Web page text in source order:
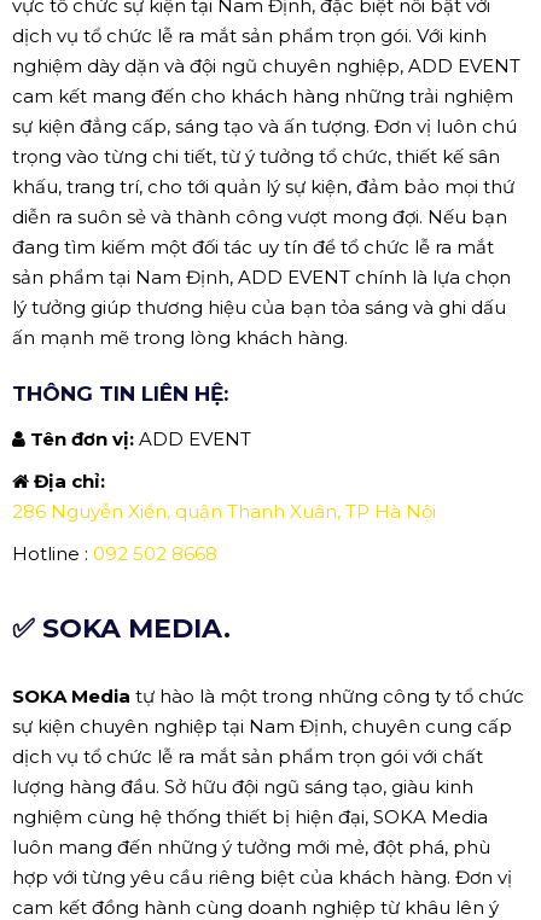
vực tổ chức sự kiện tại Nam Định, đặc biệt nổi bật với
dịch vụ tổ chức lễ ra mắt sản phẩm trọn gói. Với kinh
nghiệm dày dặn và đội ngũ chuyên nghiệp, ADD EVENT
cam kết mang đến cho khách hàng những trải nghiệm
sự kiện đẳng cấp, sáng tạo và ấn tượng. Đơn vị luôn chú
trọng vào từng chi tiết, từ ý tưởng tổ chức, thiết kế sân
khấu, trang trí, cho tới quản lý sự kiện, đảm bảo mọi thứ
diễn ra suôn sẻ và thành công vượt mong đợi. Nếu bạn
đang tìm kiếm một đối tác uy tín để tổ chức lễ ra mắt
sản phẩm tại Nam Định, ADD EVENT chính là lựa chọn
lý tưởng giúp thương hiệu của bạn tỏa sáng và ghi dấu
ấn mạnh mẽ trong lòng khách hàng.
THÔNG TIN LIÊN HỆ:
Tên đơn vị: ADD EVENT
Địa chỉ:
286 Nguyễn Xiển, quận Thanh Xuân, TP Hà Nội
Hotline : 092 502 8668
✅ SOKA MEDIA.
SOKA Media tự hào là một trong những công ty tổ chức
sự kiện chuyên nghiệp tại Nam Định, chuyên cung cấp
dịch vụ tổ chức lễ ra mắt sản phẩm trọn gói với chất
lượng hàng đầu. Sở hữu đội ngũ sáng tạo, giàu kinh
nghiệm cùng hệ thống thiết bị hiện đại, SOKA Media
luôn mang đến những ý tưởng mới mẻ, đột phá, phù
hợp với từng yêu cầu riêng biệt của khách hàng. Đơn vị
cam kết đồng hành cùng doanh nghiệp từ khâu lên ý